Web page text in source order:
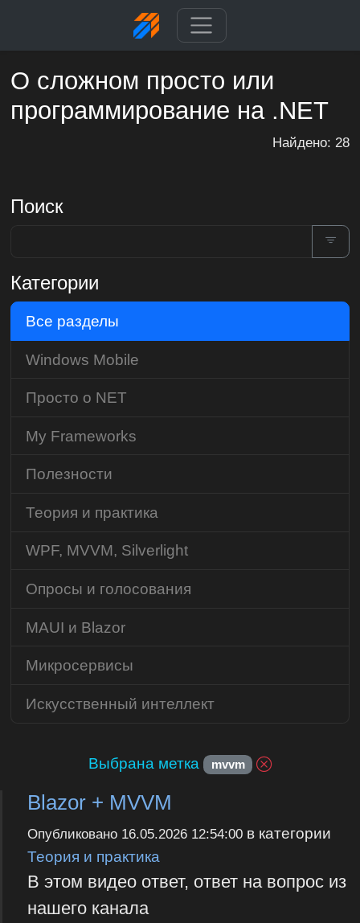
О сложном просто или
программирование на .NET
Найдено: 28
Выбрана метка mvvm
Blazor + MVVM
Опубликовано 16.05.2026 12:54:00в категории
Теория и практика
В этом видео ответ, ответ на вопрос из
нашего канала
Поиск
Категории
Все разделы
Windows Mobile
Просто о NET
My Frameworks
Полезности
Теория и практика
WPF, MVVM, Silverlight
Опросы и голосования
MAUI и Blazor
Микросервисы
Искусственный интеллект